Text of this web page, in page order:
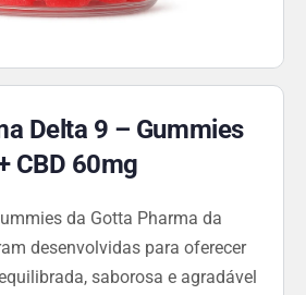
Delta 9 – Gummies
CBD 60mg
da Gotta Pharma da
desenvolvidas para oferecer
saborosa e agradável